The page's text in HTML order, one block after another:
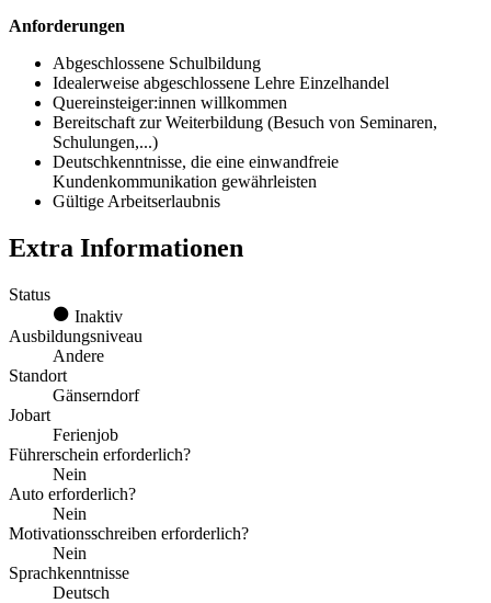
Anforderungen
Abgeschlossene Schulbildung
Idealerweise abgeschlossene Lehre Einzelhandel
Quereinsteiger:innen willkommen
Bereitschaft zur Weiterbildung (Besuch von Seminaren,
Schulungen,...)
Deutschkenntnisse, die eine einwandfreie
Kundenkommunikation gewährleisten
Gültige Arbeitserlaubnis
Extra Informationen
Status
Inaktiv
Ausbildungsniveau
Andere
Standort
Gänserndorf
Jobart
Ferienjob
Führerschein erforderlich?
Nein
Auto erforderlich?
Nein
Motivationsschreiben erforderlich?
Nein
Sprachkenntnisse
Deutsch